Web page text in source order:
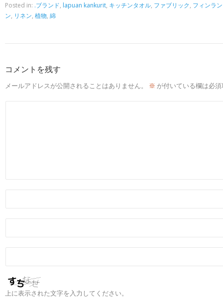
Posted in: .ブランド, lapuan kankurit, キッチンタオル, ファブリック, フィンラ
ン, リネン, 植物, 綿
コメントを残す
メールアドレスが公開されることはありません。
※ が付いている欄は必
上に表示された文字を入力してください。